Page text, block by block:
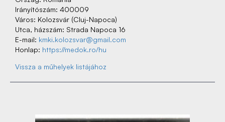
Irányítószám: 400009
Város: Kolozsvár (Cluj-Napoca)
Utca, házszám: Strada Napoca 16
E-mail: kmki.kolozsvar@gmail.com
Honlap: https://medok.ro/hu
Vissza a műhelyek listájához